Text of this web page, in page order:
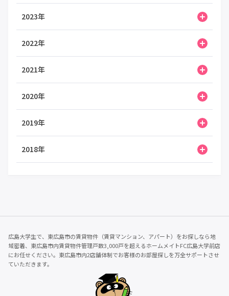
2023年
2022年
2021年
2020年
2019年
2018年
広島大学生で、東広島市の賃貸物件（賃貸マンション、アパート）をお探しなら地
域密着、東広島市内賃貸物件管理戸数3,000戸を超えるホームメイトFC広島大学前店
にお任せください。東広島市内2店舗体制でお客様のお部屋探しを万全サポートさせ
ていただきます。